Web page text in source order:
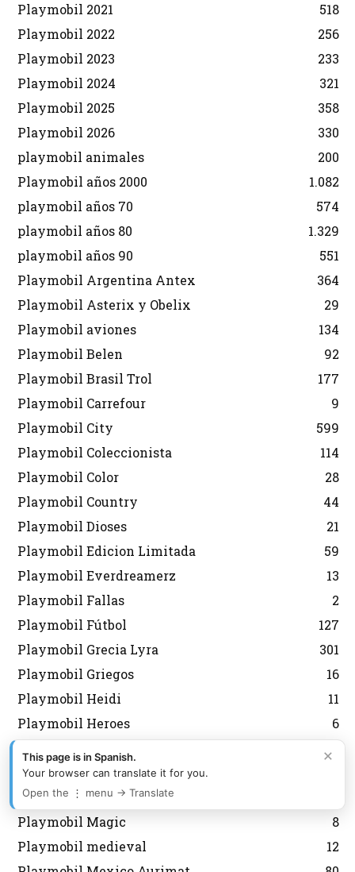
Playmobil 2021
518
Playmobil 2022
256
Playmobil 2023
233
Playmobil 2024
321
Playmobil 2025
358
Playmobil 2026
330
playmobil animales
200
Playmobil años 2000
1.082
playmobil años 70
574
playmobil años 80
1.329
playmobil años 90
551
Playmobil Argentina Antex
364
Playmobil Asterix y Obelix
29
Playmobil aviones
134
Playmobil Belen
92
Playmobil Brasil Trol
177
Playmobil Carrefour
9
Playmobil City
599
Playmobil Coleccionista
114
Playmobil Color
28
Playmobil Country
44
Playmobil Dioses
21
Playmobil Edicion Limitada
59
Playmobil Everdreamerz
13
Playmobil Fallas
2
Playmobil Fútbol
127
Playmobil Grecia Lyra
301
Playmobil Griegos
16
Playmobil Heidi
11
Playmobil Heroes
6
Playmobil Japon
Playmobil Korea
Playmobil Magic
8
Playmobil medieval
12
×
This page is in Spanish.
Your browser can translate it for you.
Open the ⋮ menu → Translate